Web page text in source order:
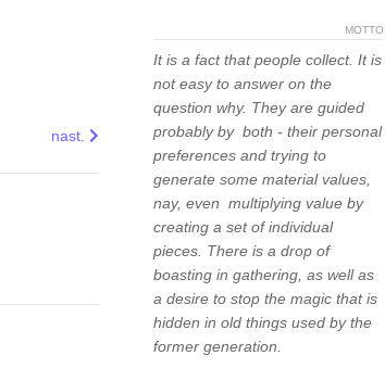
Next article: Figurka skalara Royal Dux
nast.
MOTTO
It is a fact that people collect. It is
not easy to answer on the
question why. They are guided
probably by both - their personal
preferences and trying to
generate some material values,
nay, even multiplying value by
creating a set of individual
pieces. There is a drop of
boasting in gathering, as well as
a desire to stop the magic that is
hidden in old things used by the
former generation.